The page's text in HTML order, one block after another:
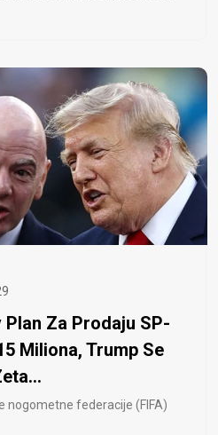
Za Prodaju SP-
Miliona, Trump Se
nogometne federacije (FIFA)